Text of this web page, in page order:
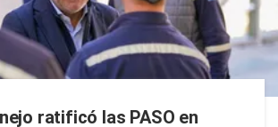
ratificó las PASO en